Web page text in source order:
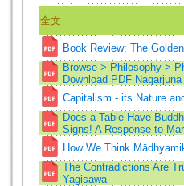
全文
Book Review: The
Browse > Philosophy >
Download PDF
Capitalism - its Nature
Does a Table Have
Signs! A Response to
How We Think
The Contradictions Are
Yagisawa